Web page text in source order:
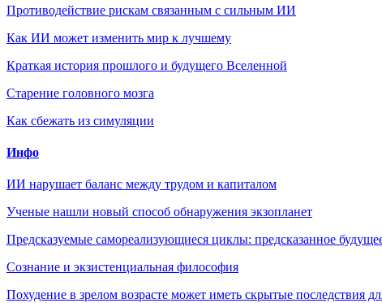
Противодействие рискам связанным с сильным ИИ
Как ИИ может изменить мир к лучшему
Краткая история прошлого и будущего Вселенной
Старение головного мозга
Как сбежать из симуляции
Инфо
ИИ нарушает баланс между трудом и капиталом
Ученые нашли новый способ обнаружения экзопланет
Предсказуемые самореализующиеся циклы: предсказанное
Сознание и экзистенциальная философия
Похудение в зрелом возрасте может иметь скрытые последствия